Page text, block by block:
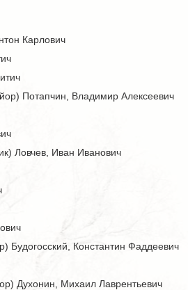
Карлович
Потапчин, Владимир Алексеевич
Ловчев, Иван Иванович
Константин Фаддеевич
Духонин, Михаил Лаврентьевич